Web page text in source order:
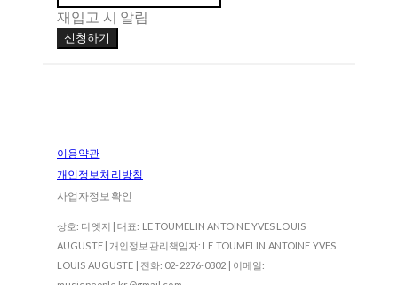
재입고 시 알림
신청하기
이용약관
개인정보처리방침
사업자정보확인
상호: 디엣지 | 대표: LE TOUMELIN ANTOINE YVES LOUIS
AUGUSTE | 개인정보관리책임자: LE TOUMELIN ANTOINE YVES
LOUIS AUGUSTE | 전화: 02-2276-0302 | 이메일: